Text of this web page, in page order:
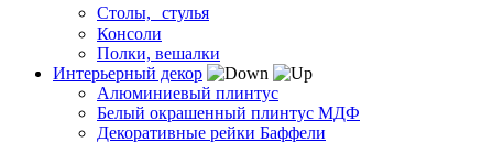
Столы, стулья
Консоли
Полки, вешалки
Интерьерный декор
Алюминиевый плинтус
Белый окрашенный плинтус МДФ
Декоративные рейки Баффели